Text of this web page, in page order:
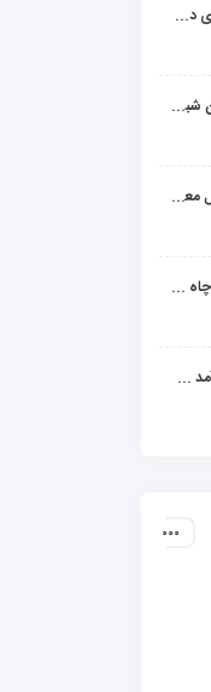
بهترین ایده‌های نورپردازی دکوراتیو با ال ای دی برای منزل، فروشگاه و دفتر کار
خرید سرور فیزیکی ماهان شبکه ایرانیان
مقایسه هزینه اقامت هتل معمولی، میان‌رده یا 5 ستاره در سفر زیارتی عراق
لوله بازکنی قزوین، تخلیه چاه و خدمات تخصصی لوله‌کشی و تشخیص ترکیدگی
آیا پیجهای اینستاگرام درآمد دارند؟ راز موفقیت با استراتژی هوشمندانه